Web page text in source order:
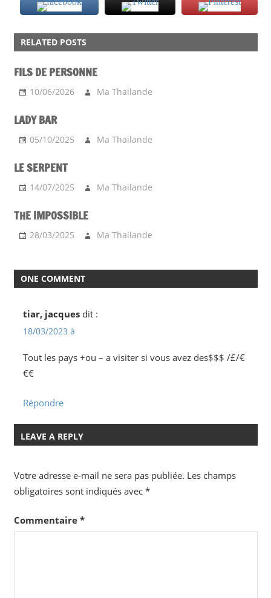
MOVIE
RELATED POSTS
FILS DE PERSONNE
10/06/2026 Ma Thailande
LADY BAR
05/10/2025 Ma Thailande
LE SERPENT
14/07/2025 Ma Thailande
THE IMPOSSIBLE
28/03/2025 Ma Thailande
ONE COMMENT
tiar, jacques dit :
18/03/2023 à
Tout les pays +ou – a visiter si vous avez des$$$ /£/€
€€
Répondre
LEAVE A REPLY
Votre adresse e-mail ne sera pas publiée. Les champs
obligatoires sont indiqués avec *
Commentaire *